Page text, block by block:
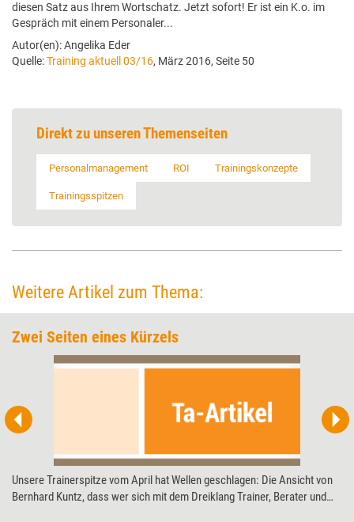
diesen Satz aus Ihrem Wortschatz. Jetzt sofort! Er ist ein K.o. im
Gespräch mit einem Personaler...
Autor(en): Angelika Eder
Quelle:Training aktuell 03/16, März 2016, Seite 50
Direkt zu unseren Themenseiten
Personalmanagement ROI Trainingskonzepte
Trainingsspitzen
Weitere Artikel zum Thema:
Zwei Seiten eines Kürzels
Unsere Trainerspitze vom April hat Wellen geschlagen: Die Ansicht von
Bernhard Kuntz, dass wer sich mit dem Dreiklang Trainer, Berater und